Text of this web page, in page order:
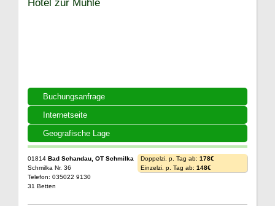
Buchungsanfrage
Internetseite
Geografische Lage
Hotel zur Mühle
01814 Bad Schandau, OT Schmilka
Schmilka Nr. 36
Telefon: 035022 9130
31 Betten
Doppelzi. p. Tag ab: 178€
Einzelzi. p. Tag ab: 148€